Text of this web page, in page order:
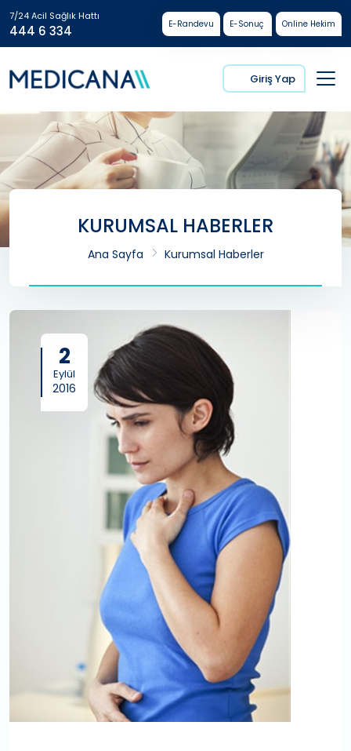
7/24 Acil Sağlık Hattı
444 6 334 E-Randevu E-Sonuç Online Hekim
Giriş Yap
KURUMSAL HABERLER
Ana Sayfa Kurumsal Haberler
2
Eylül
2016